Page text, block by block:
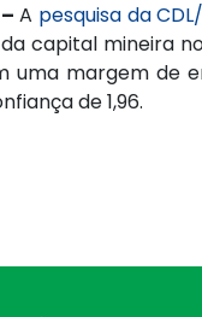
A pesquisa da
capital mineira
uma margem de
de 1,96.